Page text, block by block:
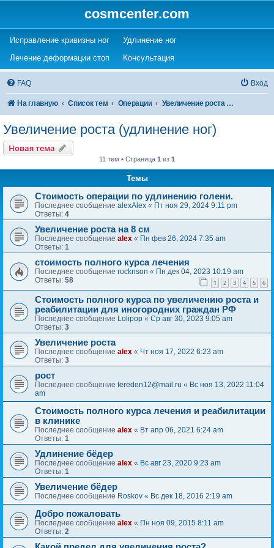
cosmcenter.com
Исправление кривизны ног(Opens a new tab)
Удлинение ног(Opens a new tab)
Лечение деформации стоп(Opens a new tab)
Консультация(Opens a new tab)
FAQ Вход
На главную Список тем Операции Увеличение роста (удлинение ног)
Увеличение роста (удлинение ног)
Новая тема
11 тем • Страница 1 из 1
Темы
Стоимость операции по удлинению голени.
Последнее сообщение alexAlex « Пт ноя 29, 2024 9:11 pm
Ответы: 4
Увеличение роста на 8 см
Последнее сообщение alex « Пн фев 26, 2024 7:35 am
Ответы: 1
стоимость полного курса лечения
Последнее сообщение rocknson « Пн дек 04, 2023 10:19 am
Ответы: 58 1 2 3 4 5 6
Стоимость полного курса по увеличению роста и
реабилитации для иногородних граждан РФ
Последнее сообщение Lolipop « Ср авг 30, 2023 9:05 am
Ответы: 3
Увеличение роста
Последнее сообщение alex « Чт ноя 17, 2022 6:23 am
Ответы: 3
рост
Последнее сообщение tereden12@mail.ru « Вс ноя 13, 2022 11:04
am
Стоимость полного курса лечения и реабилитации
в клинике
Последнее сообщение alex « Вт апр 06, 2021 6:24 am
Ответы: 1
Удлинение бёдер
Последнее сообщение alex « Вс авг 23, 2020 9:23 am
Ответы: 1
Увеличение бёдер
Последнее сообщение Roskov « Вс дек 18, 2016 2:19 am
Добро пожаловать
Последнее сообщение alex « Пн ноя 09, 2015 8:11 am
Ответы: 2